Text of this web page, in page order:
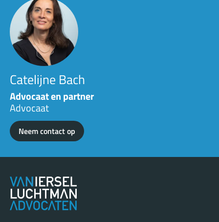
Catelijne Bach
Advocaat en partner
Advocaat
Neem contact op